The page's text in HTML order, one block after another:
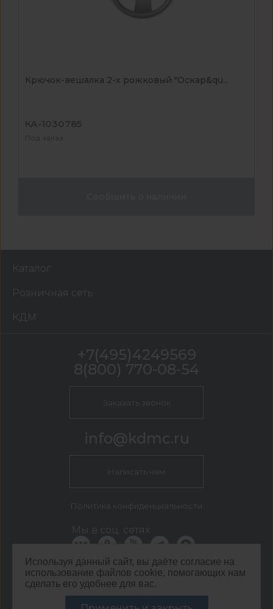
Крючок-вешалка 2-х рожковый "Оскар&qu...
КА-1030785
Под заказ
Используя данный сайт, вы даёте согласие на
использование файлов cookie, помогающих нам
сделать его удобнее для вас.
Каталог
Розничная сеть
КДМ
КДМ Москва
г. Москва, Кавказский бульвар, 54
+7(495)4249569
8(800) 770-08-54
Заказать звонок
info@kdmc.ru
Написать нам
Политика конфиденциальности
Мы в соц. сетях